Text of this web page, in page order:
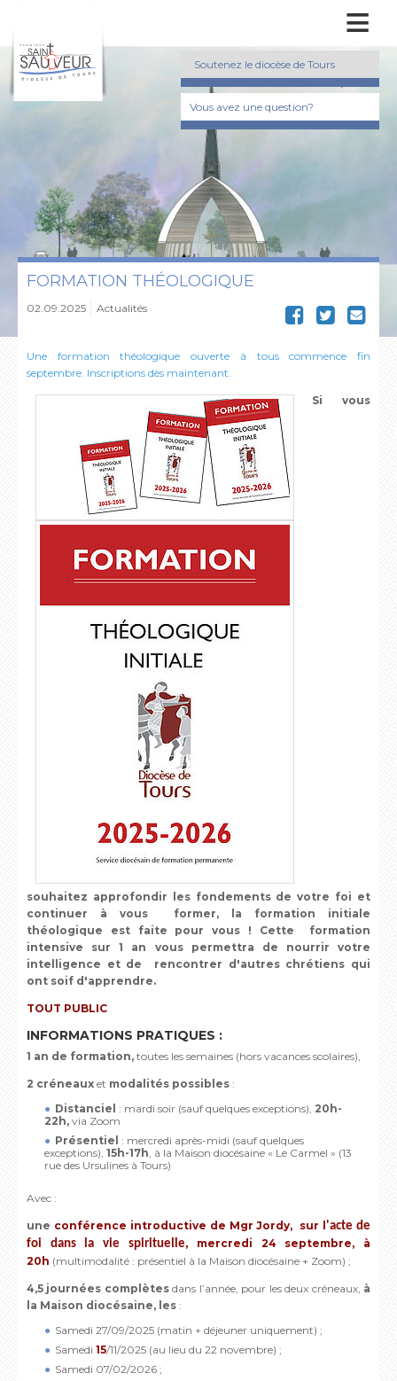
≡
Soutenez le diocèse de Tours
Vous avez une question?
FORMATION THÉOLOGIQUE
02.09.2025 Actualités
Une formation théologique ouverte à tous commence fin
septembre. Inscriptions dès maintenant.
Si vous
souhaitez approfondir les fondements de votre foi et
continuer à vous former, la formation initiale
théologique est faite pour vous ! Cette formation
intensive sur 1 an vous permettra de nourrir votre
intelligence et de rencontrer d'autres chrétiens qui
ont soif d'apprendre.
TOUT PUBLIC
INFORMATIONS PRATIQUES :
1 an de formation, toutes les semaines (hors vacances scolaires),
2 créneaux et modalités possibles :
Distanciel : mardi soir (sauf quelques exceptions), 20h-
22h, via Zoom
Présentiel : mercredi après-midi (sauf quelques
exceptions), 15h-17h, à la Maison diocésaine « Le Carmel » (13
rue des Ursulines à Tours)
Avec :
une conférence introductive de Mgr Jordy, sur l 'acte de
foi dans la vie spirituelle, mercredi 24 septembre, à
20h (multimodalité : présentiel à la Maison diocésaine + Zoom) ;
4,5 journées complètesdans l’année, pour les deux créneaux, à
la Maison diocésaine, les :
Samedi 27/09/2025 (matin + déjeuner uniquement) ;
Samedi 15/11/2025 (au lieu du 22 novembre) ;
Samedi 07/02/2026 ;